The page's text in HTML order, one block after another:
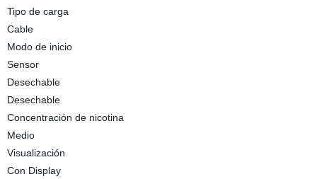
Tipo de carga
Cable
Modo de inicio
Sensor
Desechable
Desechable
Concentración de nicotina
Medio
Visualización
Con Display